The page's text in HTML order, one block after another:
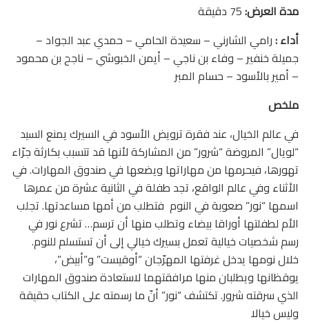
مدة العرض:
أداء :رامي الشارني – سعيدة الحامي – حمدي عبد الجواد –
جميلة خنفير – وفاء بن ناجي – أيمن الخبوشي – ناجح بن محمود
– أمير بالأسود – حسام المبر
ملخص
في عالم الخيال، عند فقرة ترويض الأسود في السيرك يمنع السيد
“لويال” المروضة “شرور” من المشاركة لأنها قد تتسبب بكارثة جرّاء
تهورها، فيحرمها من مهاراتها ويضعها في صندوق المهارات. في
الأثناء وفي عالم الواقع، تجد طفلة في الثانية عشرة من عمرها
اسمها “نور” صعوبة في النوم فتطلب من أمها مساعدتها. تجلب
الأم لطفلتها أوراقا بيضاء وتطلب منها أن ترسم… تشرع نور في
رسم شخصيات خيالية تعمل بسيرك خيالي إلى أن تستسلم للنوم.
خلال نومها يدخل غرفتها المهرّجان “أوقيست” و”أبيض”،
يوقظانها ويطلبان منها مرافقتهما لاستعادة صندوق المهارات
الذي سرقته شرور. تكتشف “نور” أنّ ما رسمته على الكتاب حقيقة
وليس خيالا